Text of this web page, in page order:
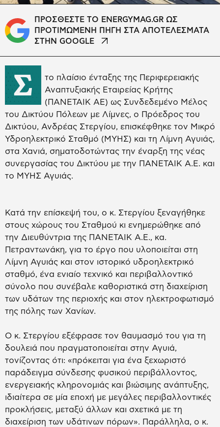
ΠΡΟΣΘΕΣΤΕ ΤΟ ENERGYMAG.GR ΩΣ
ΠΡΟΤΙΜΩΜΕΝΗ ΠΗΓΗ ΣΤΑ ΑΠΟΤΕΛΕΣΜΑΤΑ
ΣΤΗΝ GOOGLE
Σ
το πλαίσιο ένταξης της Περιφερειακής
Αναπτυξιακής Εταιρείας Κρήτης
(ΠΑΝΕΤΑΙΚ ΑΕ) ως Συνδεδεμένο Μέλος
του Δικτύου Πόλεων με Λίμνες, ο Πρόεδρος του
Δικτύου, Ανδρέας Στεργίου, επισκέφθηκε τον Μικρό
Υδροηλεκτρικό Σταθμό (ΜΥΗΣ) και τη Λίμνη Αγυιάς,
στα Χανιά, σηματοδοτώντας την έναρξη της νέας
συνεργασίας του Δικτύου με την ΠΑΝΕΤΑΙΚ Α.Ε. και
το ΜΥΗΣ Αγυιάς.
Κατά την επίσκεψή του, ο κ. Στεργίου ξεναγήθηκε
στους χώρους του Σταθμού κι ενημερώθηκε από
την Διευθύντρια της ΠΑΝΕΤΑΙΚ Α.Ε., κα.
Πετραντωνάκη, για το έργο που υλοποιείται στη
Λίμνη Αγυιάς και στον ιστορικό υδροηλεκτρικό
σταθμό, ένα ενιαίο τεχνικό και περιβαλλοντικό
σύνολο που συνέβαλε καθοριστικά στη διαχείριση
των υδάτων της περιοχής και στον ηλεκτροφωτισμό
της πόλης των Χανίων.
Ο κ. Στεργίου εξέφρασε τον θαυμασμό του για τη
δουλειά που πραγματοποιείται στην Αγυιά,
τονίζοντας ότι: «πρόκειται για ένα ξεχωριστό
παράδειγμα σύνδεσης φυσικού περιβάλλοντος,
ενεργειακής κληρονομιάς και βιώσιμης ανάπτυξης,
ιδιαίτερα σε μία εποχή με μεγάλες περιβαλλοντικές
προκλήσεις, μεταξύ άλλων και σχετικά με τη
διαχείριση των υδάτινων πόρων». Παράλληλα, ο κ.